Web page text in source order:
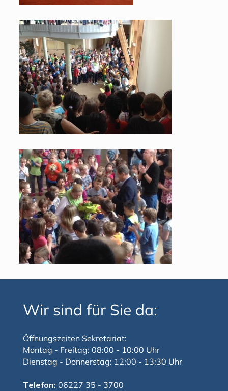
Wir sind für Sie da:
Öffnungszeiten Sekretariat:
Montag - Freitag: 08:00 - 10:00 Uhr
Dienstag - Donnerstag: 12:00 - 13:30 Uhr
Telefon: 06227 35 - 3700